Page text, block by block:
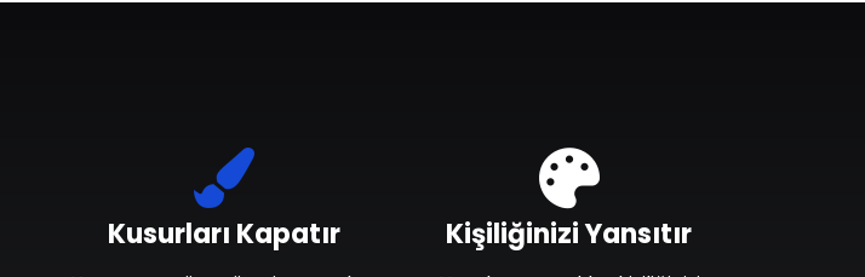
Kusurları Kapatır Kişiliğinizi Yansıtır